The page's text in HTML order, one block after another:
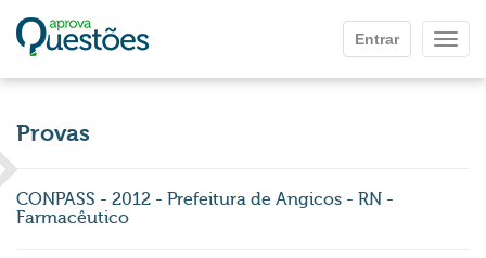
Entrar
Provas
CONPASS - 2012 - Prefeitura de Angicos - RN -
Farmacêutico